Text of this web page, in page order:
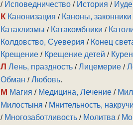
/ Исповедничество / История /
К Канонизация / Каноны, законники
Катаклизмы / Катакомбники /
Колдовство, Суеверия / Конец
Крещение / Крещение детей /
Л Лень, праздность /Лицемерие /
Обман /Любовь.
М Магия / Медицина, Лечение /
Милостыня / Мнительность,
/ Многозаботливость / Молитва /